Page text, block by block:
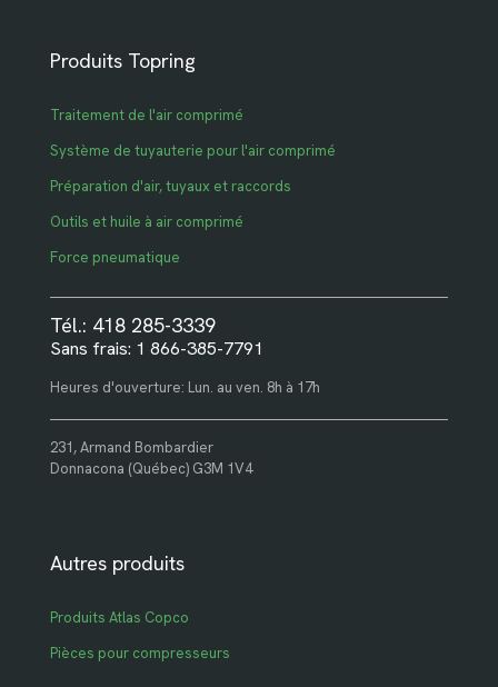
Produits Topring
Traitement de l'air comprimé
Système de tuyauterie pour l'air comprimé
Préparation d'air, tuyaux et raccords
Outils et huile à air comprimé
Force pneumatique
Tél.: 418 285-3339
Sans frais: 1 866-385-7791
Heures d'ouverture: Lun. au ven. 8h à 17h
231, Armand Bombardier
Donnacona (Québec) G3M 1V4
Autres produits
Produits Atlas Copco
Pièces pour compresseurs